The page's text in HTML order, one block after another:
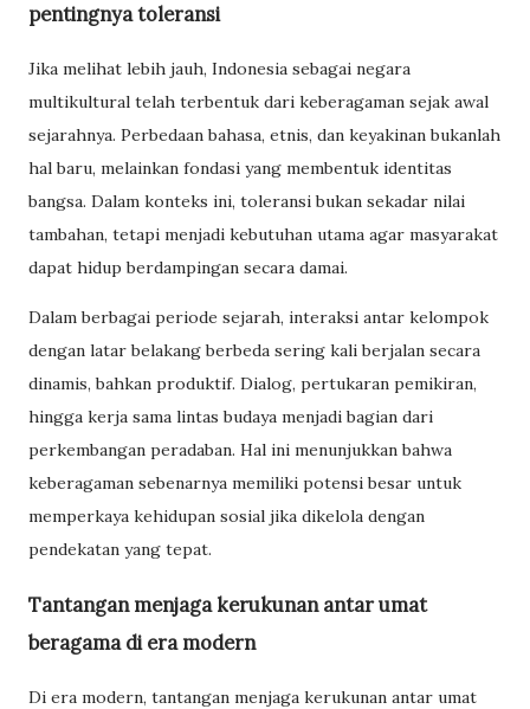
pentingnya toleransi
Jika melihat lebih jauh, Indonesia sebagai negara
multikultural telah terbentuk dari keberagaman sejak awal
sejarahnya. Perbedaan bahasa, etnis, dan keyakinan bukanlah
hal baru, melainkan fondasi yang membentuk identitas
bangsa. Dalam konteks ini, toleransi bukan sekadar nilai
tambahan, tetapi menjadi kebutuhan utama agar masyarakat
dapat hidup berdampingan secara damai.
Dalam berbagai periode sejarah, interaksi antar kelompok
dengan latar belakang berbeda sering kali berjalan secara
dinamis, bahkan produktif. Dialog, pertukaran pemikiran,
hingga kerja sama lintas budaya menjadi bagian dari
perkembangan peradaban. Hal ini menunjukkan bahwa
keberagaman sebenarnya memiliki potensi besar untuk
memperkaya kehidupan sosial jika dikelola dengan
pendekatan yang tepat.
Tantangan menjaga kerukunan antar umat
beragama di era modern
Di era modern, tantangan menjaga kerukunan antar umat